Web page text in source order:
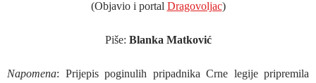
(Objavio i portal Dragovoljac)
Piše: Blanka Matković
Napomena: Prijepis poginulih pripadnika Crne legije pripremila